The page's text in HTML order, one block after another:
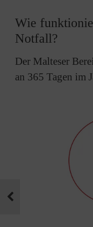
Wie
Notfall?
Der Malteser
an 365 Tagen im